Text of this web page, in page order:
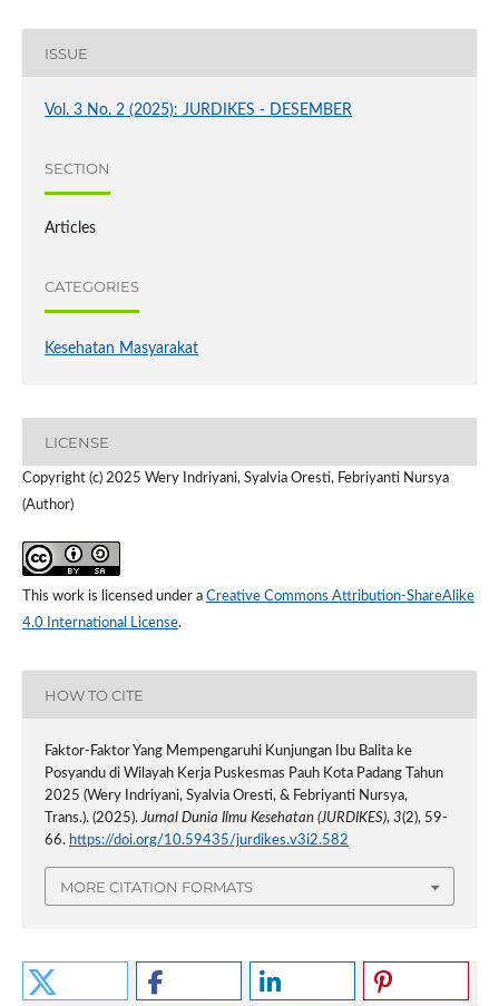
ISSUE
Vol. 3 No. 2 (2025): JURDIKES - DESEMBER
SECTION
Articles
CATEGORIES
Kesehatan Masyarakat
LICENSE
Copyright (c) 2025 Wery Indriyani, Syalvia Oresti, Febriyanti Nursya
(Author)
This work is licensed under a Creative Commons Attribution-ShareAlike
4.0 International License.
HOW TO CITE
Faktor-Faktor Yang Mempengaruhi Kunjungan Ibu Balita ke
Posyandu di Wilayah Kerja Puskesmas Pauh Kota Padang Tahun
2025 (Wery Indriyani, Syalvia Oresti, & Febriyanti Nursya,
Trans.). (2025).Jurnal Dunia Ilmu Kesehatan (JURDIKES), 3(2), 59-
66. https://doi.org/10.59435/jurdikes.v3i2.582
MORE CITATION FORMATS